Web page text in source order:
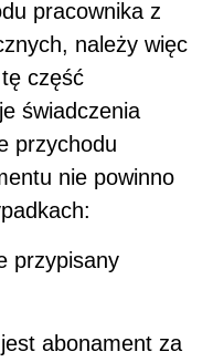
pracownika z
należy więc
część
świadczenia
przychodu
nie powinno
przypisany
abonament za